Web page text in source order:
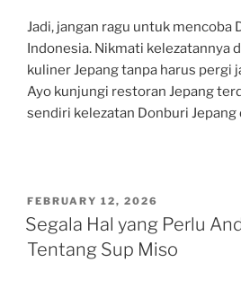
Jadi, jangan ragu untuk mencoba
Indonesia. Nikmati kelezatannya
kuliner Jepang tanpa harus pergi
Ayo kunjungi restoran Jepang
sendiri kelezatan Donburi Jepang
POSTED
ON
FEBRUARY 12, 2026
Segala Hal yang Perlu
Tentang Sup Miso